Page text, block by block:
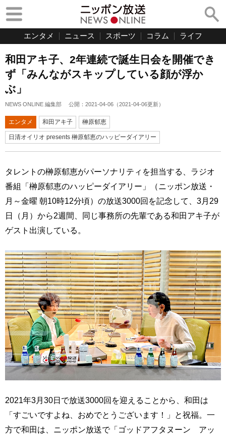
エンタメ ニュース スポーツ コラム ライフ
和田アキ子、2年連続で誕生日会を開催でき
ず「みんながスキップしている顔が浮か
ぶ」
NEWS ONLINE 編集部 公開： 2021-04-06 （2021-04-06更新）
エンタメ 和田アキ子 榊原郁恵
日清オイリオ presents 榊原郁恵のハッピーダイアリー
タレントの榊原郁恵がパーソナリティを担当する、ラジオ
番組「榊原郁恵のハッピーダイアリー」（ニッポン放送・
月～金曜 朝10時12分頃）の放送3000回を記念して、3月29
日（月）から2週間、同じ事務所の先輩である和田アキ子が
ゲスト出演している。
2021年3月30日で放送3000回を迎えることから、和田は
「すごいですよね、おめでとうございます！」と祝福。一
方で和田は、ニッポン放送で「ゴッドアフタヌーン アッ